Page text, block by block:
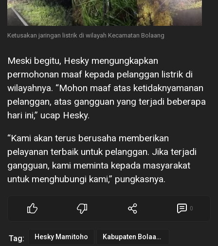
Ketusakan jaringan listrik di wilayah Kecamatan Bolaang
Meski begitu, Hesky mengungkapkan
permohonan maaf kepada pelanggan listrik di
wilayahnya. “Mohon maaf atas ketidaknyamanan
pelanggan, atas gangguan yang terjadi beberapa
hari ini,” ucap Hesky.
“Kami akan terus berusaha memberikan
pelayanan terbaik untuk pelanggan. Jika terjadi
gangguan, kami meminta kepada masyarakat
untuk menghubungi kami,” pungkasnya.
0
Tag: Hesky Mamitoho Kabupaten Bolaangmongondow